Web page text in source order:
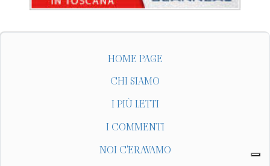
HOME PAGE
CHI SIAMO
I PIÙ LETTI
I COMMENTI
NOI C'ERAVAMO